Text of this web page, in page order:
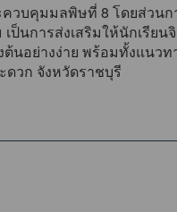
คุมมลพิษที่ 8 โดยส่วนก
นการส่งเสริมให้นักเรีย
นอย่างง่าย พร้อมทั้งแนว
ดวก จังหวัดราชบุรี